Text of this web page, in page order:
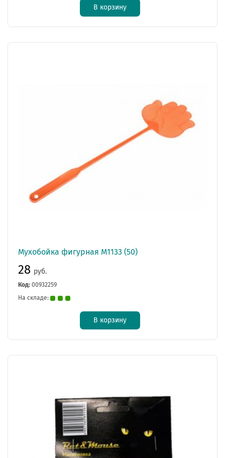
В корзину
Мухобойка фигурная М1133 (50)
28 руб.
Код: 00932259
На складе:
В корзину